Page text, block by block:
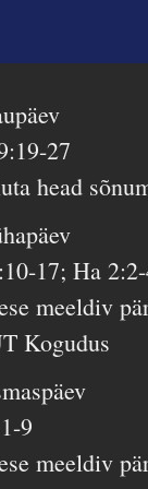
27
head
17; Ha
meeldiv
Kogudus
9
meeldiv